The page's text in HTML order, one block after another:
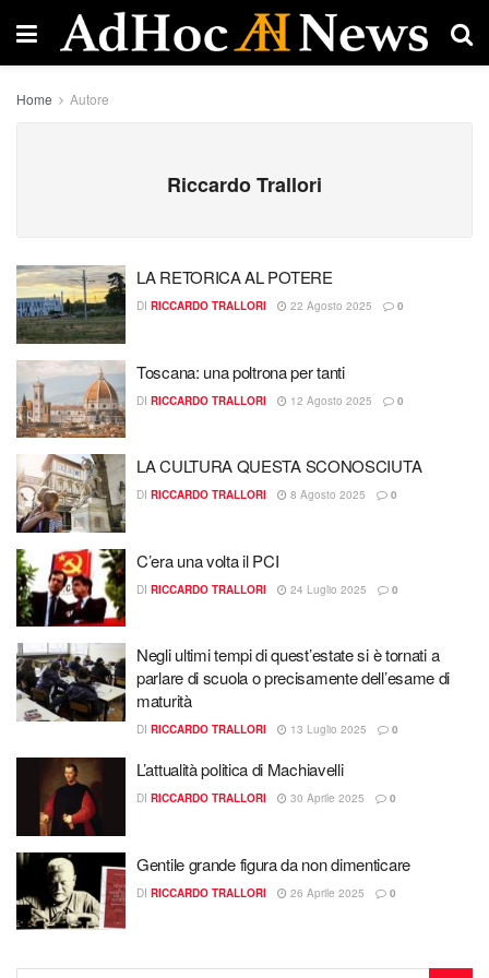
Home Autore
Riccardo Trallori
LA RETORICA AL POTERE
DI RICCARDO TRALLORI 22 Agosto 2025 0
Toscana: una poltrona per tanti
DI RICCARDO TRALLORI 12 Agosto 2025 0
LA CULTURA QUESTA SCONOSCIUTA
DI RICCARDO TRALLORI 8 Agosto 2025 0
C’era una volta il PCI
DI RICCARDO TRALLORI 24 Luglio 2025 0
Negli ultimi tempi di quest’estate si è tornati a
parlare di scuola o precisamente dell’esame di
maturità
DI RICCARDO TRALLORI 13 Luglio 2025 0
L’attualità politica di Machiavelli
DI RICCARDO TRALLORI 30 Aprile 2025 0
Gentile grande figura da non dimenticare
DI RICCARDO TRALLORI 26 Aprile 2025 0